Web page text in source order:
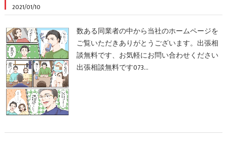
2021/01/10
数ある同業者の中から当社のホームページを
ご覧いただきありがとうございます。出張相
談無料です、お気軽にお問い合わせください
出張相談無料です073…